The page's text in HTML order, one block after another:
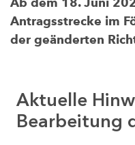
Ab dem 18. Juni
Antragsstrecke im
der geänderten
Aktuelle
Bearbeitung